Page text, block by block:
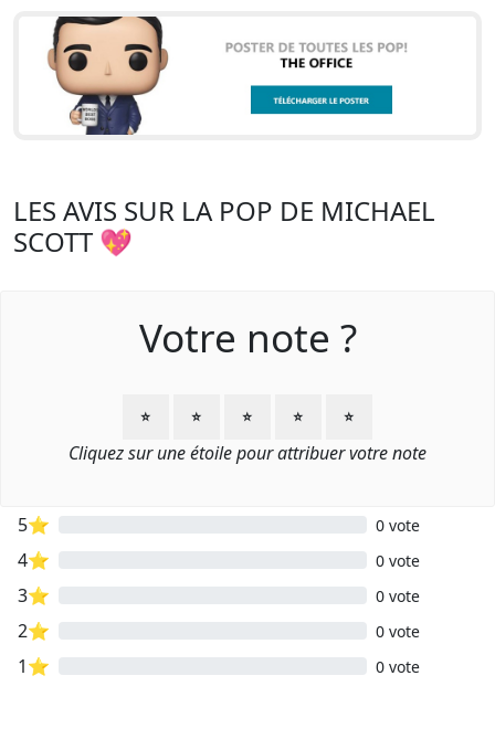
LES AVIS SUR LA POP DE MICHAEL
SCOTT 💖
Votre note ?
⭐ ⭐ ⭐ ⭐ ⭐
Cliquez sur une étoile pour attribuer votre note
5⭐ 0 vote
4⭐ 0 vote
3⭐ 0 vote
2⭐ 0 vote
1⭐ 0 vote